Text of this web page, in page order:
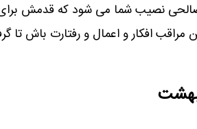
صالحی نصیب شما می شود که قدمش
افکار و اعمال و رفتارت باش تا